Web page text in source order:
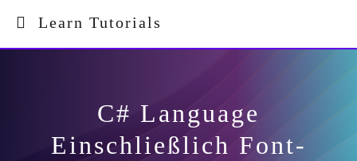
Learn Tutorials
C# Language
Einschließlich Font-